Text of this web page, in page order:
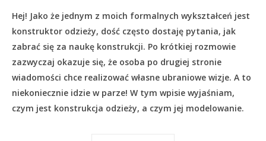
Hej! Jako że jednym z moich formalnych wykształceń jest
konstruktor odzieży, dość często dostaję pytania, jak
zabrać się za naukę konstrukcji. Po krótkiej rozmowie
zazwyczaj okazuje się, że osoba po drugiej stronie
wiadomości chce realizować własne ubraniowe wizje. A to
niekoniecznie idzie w parze! W tym wpisie wyjaśniam,
czym jest konstrukcja odzieży, a czym jej modelowanie.